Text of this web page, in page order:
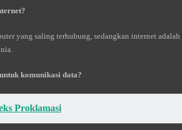
yang saling terhubung, sedangkan internet adalah
komunikasi data?
Proklamasi